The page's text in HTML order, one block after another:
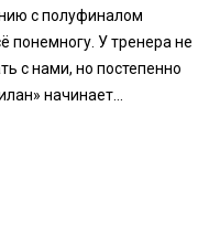
с полуфиналом
понемногу. У тренера не
с нами, но постепенно
начинает...